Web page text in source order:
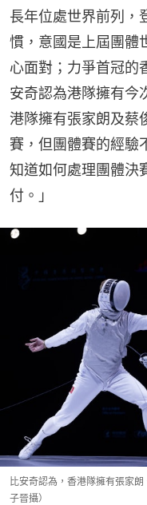
長年位處世界前列，
慣，意國是上屆團體
心面對；力爭首冠的
安奇認為港隊擁有今
港隊擁有張家朗及蔡
賽，但團體賽的經驗
知道如何處理團體決
付。」
比安奇認為，香港隊擁有張家
子晉攝）